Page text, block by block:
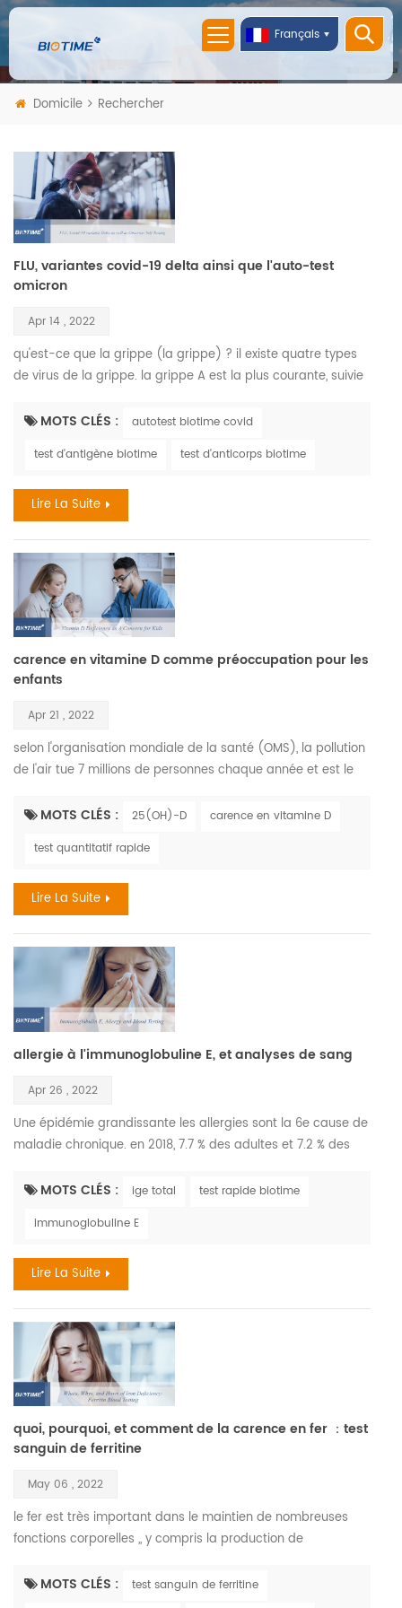
Français
Domicile Rechercher
FLU, variantes covid-19 delta ainsi que l'auto-test
omicron
Apr 14 , 2022
qu'est-ce que la grippe (la grippe) ? il existe quatre types
de virus de la grippe. la grippe A est la plus courante, suivie
symptômes sont similaires. la grippe, également connue
qui sévit le plus pendant les mois d'automne et d'hiver. le
MOTS CLÉS :
autotest biotime covid
test d'antigène biotime
test d'anticorps biotime
Lire La Suite
carence en vitamine D comme préoccupation pour les
enfants
Apr 21 , 2022
selon l'organisation mondiale de la santé (OMS), la pollution
de l'air tue 7 millions de personnes chaque année et est le
ont été exposés à des niveaux élevés de pollution de l'air
tard dans la vie. les enfants ont le droit d'avoir un avenir sain
la pollution de l'air est un facteur ...
MOTS CLÉS : 25(OH)-D
carence en vitamine D
test quantitatif rapide
Lire La Suite
allergie à l'immunoglobuline E, et analyses de sang
Apr 26 , 2022
Une épidémie grandissante les allergies sont la 6e cause de
maladie chronique. en 2018, 7.7 % des adultes et 7.2 % des
grave la plus courante mettant la vie en danger les
d'insectes. le coût annuel des allergies dépasse le milliard.
MOTS CLÉS : ige total
test rapide biotime
immunoglobuline E
Lire La Suite
quoi, pourquoi, et comment de la carence en fer ：test
sanguin de ferritine
May 06 , 2022
le fer est très important dans le maintien de nombreuses
fonctions corporelles ,, y compris la production de
l'oxygène. le fer est également nécessaire au maintien de
MOTS CLÉS : test sanguin de ferritine